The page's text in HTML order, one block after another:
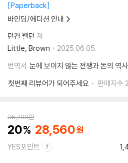
Paperback
바인딩/에디션 안내
던컨 웰던 저
Little, Brown
2025.06.05.
번역서 눈에 보이지 않는 전쟁과 돈의 역사
첫번째 리뷰어가 되어주세요
판매지수
35,700원
20 28,560
YES포인트